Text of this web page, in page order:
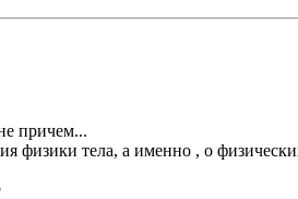
причем...
физики тела, а именно , о